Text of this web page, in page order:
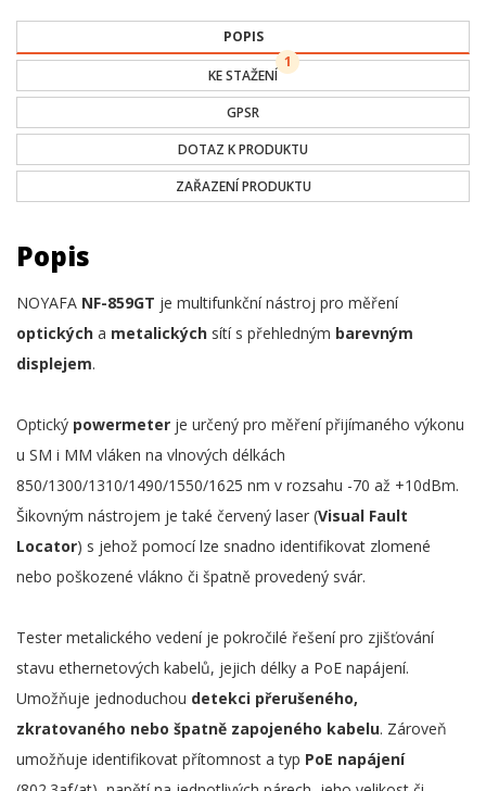
POPIS
KE STAŽENÍ
1
GPSR
DOTAZ K PRODUKTU
ZAŘAZENÍ PRODUKTU
Popis
NOYAFA NF-859GT je multifunkční nástroj pro měření
optických a metalických sítí s přehledným barevným
displejem.
Optický powermeter je určený pro měření přijímaného výkonu
u SM i MM vláken na vlnových délkách
850/1300/1310/1490/1550/1625 nm v rozsahu -70 až +10dBm.
Šikovným nástrojem je také červený laser (Visual Fault
Locator) s jehož pomocí lze snadno identifikovat zlomené
nebo poškozené vlákno či špatně provedený svár.
Tester metalického vedení je pokročilé řešení pro zjišťování
stavu ethernetových kabelů, jejich délky a PoE napájení.
Umožňuje jednoduchou detekci přerušeného,
zkratovaného nebo špatně zapojeného kabelu. Zároveň
umožňuje identifikovat přítomnost a typ PoE napájení